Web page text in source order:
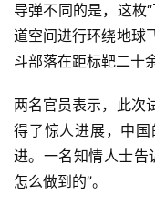
导弹不同的是，这枚
道空间进行环绕地球
斗部落在距标靶二十
两名官员表示，此次
得了惊人进展，中
进。一名知情人士告
怎么做到的”。